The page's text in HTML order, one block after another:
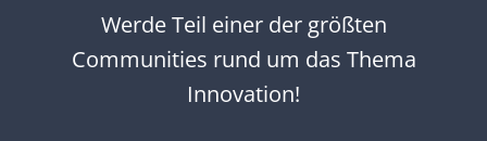
Werde Teil einer der größten
Communities rund um das Thema
Innovation!